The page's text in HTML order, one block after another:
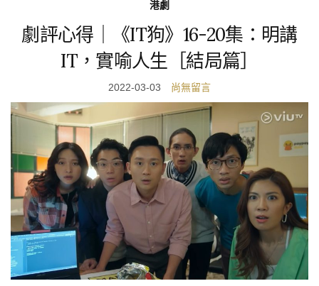
港劇
劇評心得｜《IT狗》16-20集：明講
IT，實喻人生［結局篇］
2022-03-03 尚無留言